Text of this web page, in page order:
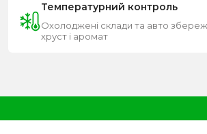
Температурний контроль
Охолоджені склади та авто
хруст і аромат